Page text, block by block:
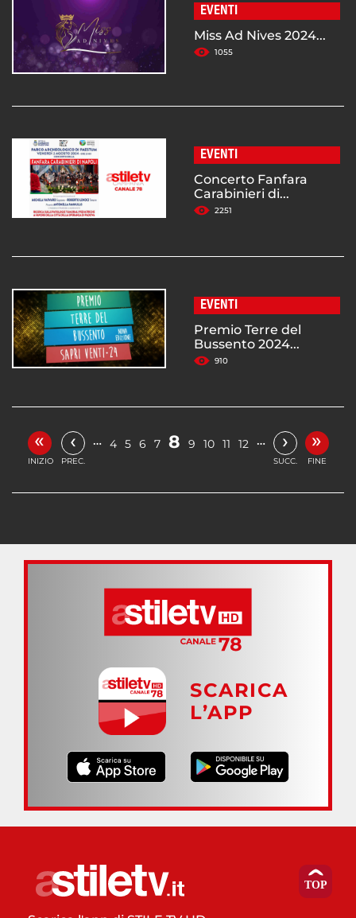
EVENTI
Miss Ad Nives 2024...
1055
EVENTI
Concerto Fanfara
Carabinieri di...
2251
EVENTI
Premio Terre del
Bussento 2024...
910
«
INIZIO
‹
PREC.
… 4 5 6 7 8 9 10 11 12 … ›
SUCC.
»
FINE
SCARICA
L’APP